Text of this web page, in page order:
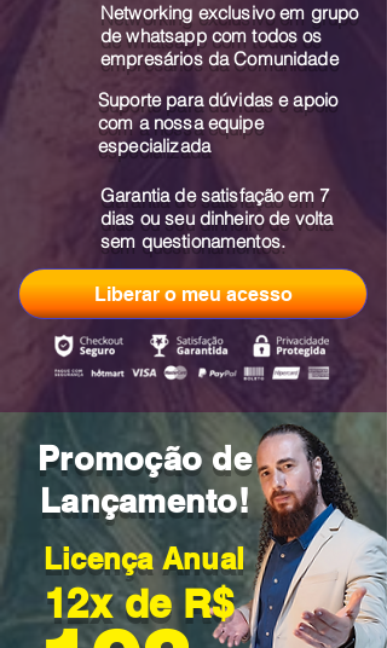
Networking exclusivo em grupo
de whatsapp com todos os
empresários da Comunidade
Suporte para dúvidas e apoio
com a nossa equipe
especializada
Garantia de satisfação em 7
dias ou seu dinheiro de volta
sem questionamentos.
Liberar o meu acesso
Promoção de
Lançamento!
Licença Anual
12x de R$